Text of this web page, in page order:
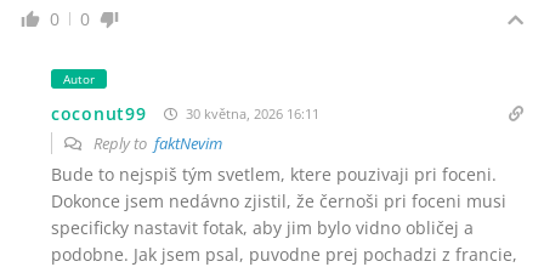
0 0
Autor
coconut99 30 května, 2026 16:11
Reply to faktNevim
Bude to nejspiš tým svetlem, ktere pouzivaji pri foceni.
Dokonce jsem nedávno zjistil, že černoši pri foceni musi
specificky nastavit fotak, aby jim bylo vidno obličej a
podobne. Jak jsem psal, puvodne prej pochadzi z francie,